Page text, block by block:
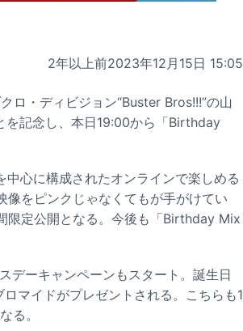
2年以上前2023年12月15日 15:05
ロ・ディビジョン“Buster Bros!!!”の山
を記念し、本日19:00から「Birthday
心に構成されたオンラインで楽しめる
をピンクじゃなくてもが手がけてい
定公開となる。今後も「Birthday Mix
デーキャンペーンもスタート。誕生日
マイドがプレゼントされる。こちらも1
る。